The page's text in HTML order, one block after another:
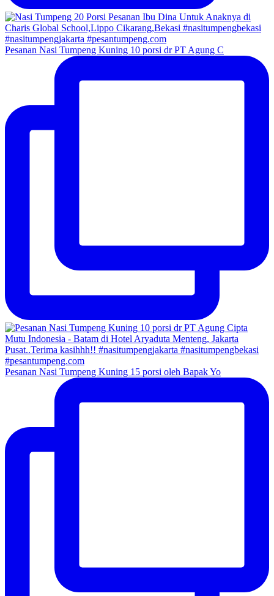
Pesanan Nasi Tumpeng Kuning 10 porsi dr PT Agung C
Pesanan Nasi Tumpeng Kuning 15 porsi oleh Bapak Yo